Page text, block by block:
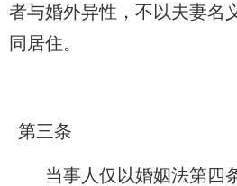
者与婚外异性，不以夫妻名
同居住。
第三条
当事人仅以婚姻法第四